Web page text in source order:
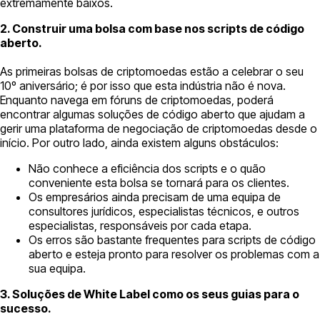
extremamente baixos.
2. Construir uma bolsa com base nos scripts de código
aberto.
As primeiras bolsas de criptomoedas estão a celebrar o seu
10º aniversário; é por isso que esta indústria não é nova.
Enquanto navega em fóruns de criptomoedas, poderá
encontrar algumas soluções de código aberto que ajudam a
gerir uma plataforma de negociação de criptomoedas desde o
início. Por outro lado, ainda existem alguns obstáculos:
Não conhece a eficiência dos scripts e o quão
conveniente esta bolsa se tornará para os clientes.
Os empresários ainda precisam de uma equipa de
consultores jurídicos, especialistas técnicos, e outros
especialistas, responsáveis por cada etapa.
Os erros são bastante frequentes para scripts de código
aberto e esteja pronto para resolver os problemas com a
sua equipa.
3. Soluções de White Label como os seus guias para o
sucesso.